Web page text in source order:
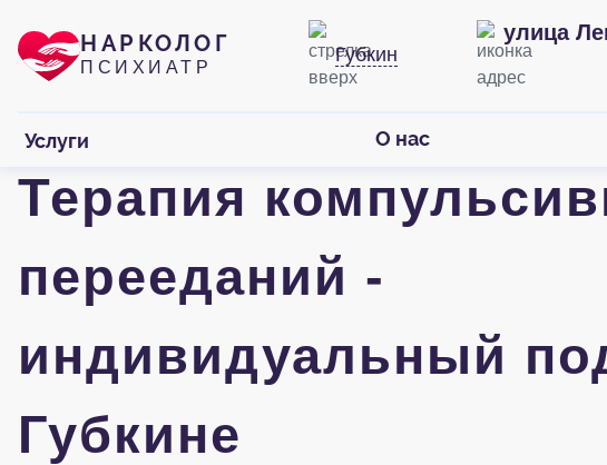
НАРКОЛОГ
ПСИХИАТР
Губкин
улица
Услуги О нас
Терапия
перееданий -
индивидуальный
Губкине